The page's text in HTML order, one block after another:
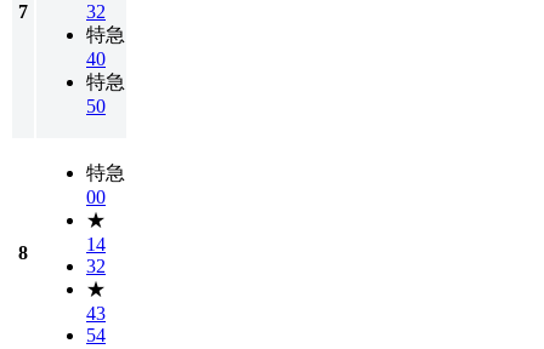
7
32
特急
40
特急
50
8
特急
00
★
14
32
★
43
54